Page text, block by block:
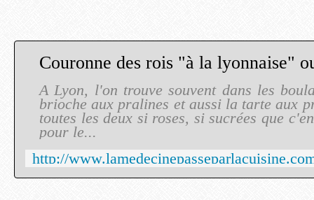
A Lyon, l'on trouve souvent dans les
brioche aux pralines et aussi la tarte aux
toutes les deux si roses, si sucrées que
pour le...